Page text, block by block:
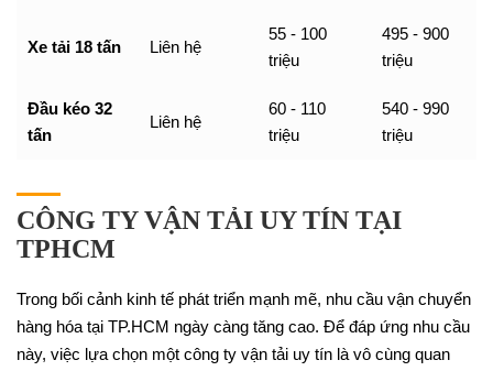
Xe tải 18 tấn Liên hệ
55 - 100
triệu
495 - 900
triệu
Đầu kéo 32
tấn
Liên hệ
60 - 110
triệu
540 - 990
triệu
CÔNG TY VẬN TẢI UY TÍN TẠI
TPHCM
Trong bối cảnh kinh tế phát triển mạnh mẽ, nhu cầu vận chuyển
hàng hóa tại TP.HCM ngày càng tăng cao. Để đáp ứng nhu cầu
này, việc lựa chọn một công ty vận tải uy tín là vô cùng quan